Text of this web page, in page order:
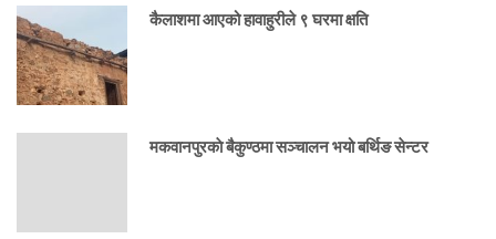
कैलाशमा आएको हावाहुरीले ९ घरमा क्षति
मकवानपुरकाे बैकुण्ठमा सञ्चालन भयो बर्थिङ सेन्टर